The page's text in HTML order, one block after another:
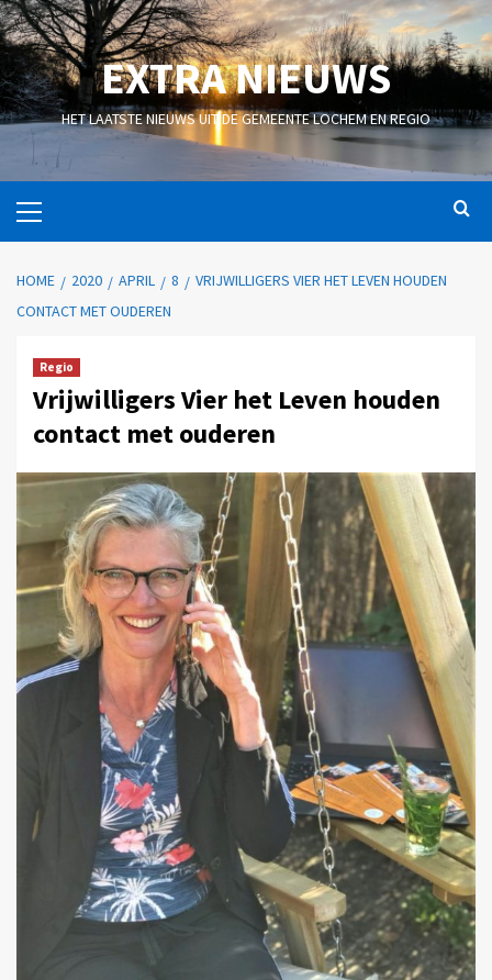
EXTRA NIEUWS
HET LAATSTE NIEUWS UIT DE GEMEENTE LOCHEM EN REGIO
HOME 2020 APRIL 8
VRIJWILLIGERS VIER HET LEVEN HOUDEN
CONTACT MET OUDEREN
Regio
Vrijwilligers Vier het Leven houden
contact met ouderen